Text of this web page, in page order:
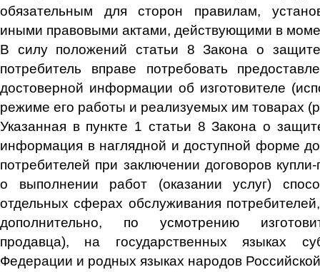
обязательным для сторон правилам,
иными правовыми актами, действующими в
В силу положений статьи 8 Закона о
потребитель вправе потребовать
достоверной информации об изготовителе
режиме его работы и реализуемых им товарах
Указанная в пункте 1 статьи 8 Закона о
информация в наглядной и доступной форме
потребителей при заключении договоров
о выполнении работ (оказании услуг)
отдельных сферах обслуживания
дополнительно, по усмотрению
продавца), на государственных языках
Федерации и родных языках народов